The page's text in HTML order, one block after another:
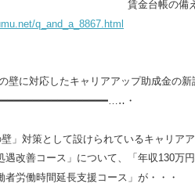
の備え付け義
q_and_a_8867.html
壁に対応したキャリアアップ助成金の新
・
」対策として設けられているキャリア
遇改善コース」について、「年収130万
者労働時間延長支援コース」が・・・